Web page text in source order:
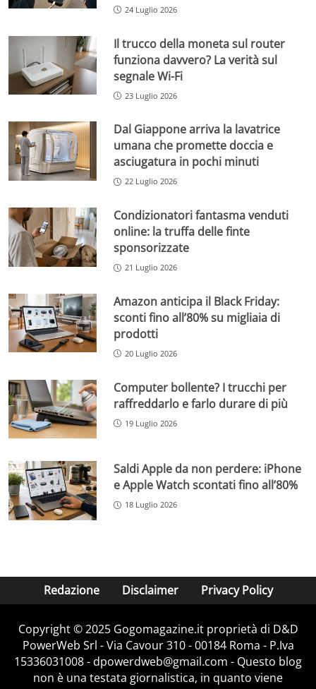
24 Luglio 2026
Il trucco della moneta sul router
funziona davvero? La verità sul
segnale Wi-Fi
23 Luglio 2026
Dal Giappone arriva la lavatrice
umana che promette doccia e
asciugatura in pochi minuti
22 Luglio 2026
Condizionatori fantasma venduti
online: la truffa delle finte
sponsorizzate
21 Luglio 2026
Amazon anticipa il Black Friday:
sconti fino all’80% su migliaia di
prodotti
20 Luglio 2026
Computer bollente? I trucchi per
raffreddarlo e farlo durare di più
19 Luglio 2026
Saldi Apple da non perdere: iPhone
e Apple Watch scontati fino all’80%
18 Luglio 2026
Redazione Disclaimer Privacy Policy
Copyright © 2025 Gogomagazine.it proprietà di D&D
PowerWeb Srl - Via Cavour 310 - 00184 Roma - P.Iva
15336031008 - dpowerdweb@gmail.com - Questo blog
non è una testata giornalistica, in quanto viene